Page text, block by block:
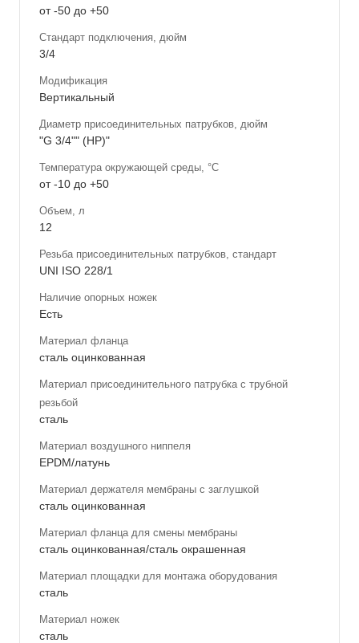
от -50 до +50
Стандарт подключения, дюйм
3/4
Модификация
Вертикальный
Диаметр присоединительных патрубков, дюйм
"G 3/4"" (НР)"
Температура окружающей среды, °С
от -10 до +50
Объем, л
12
Резьба присоединительных патрубков, стандарт
UNI ISO 228/1
Наличие опорных ножек
Есть
Материал фланца
сталь оцинкованная
Материал присоединительного патрубка с трубной
резьбой
сталь
Материал воздушного ниппеля
EPDM/латунь
Материал держателя мембраны с заглушкой
сталь оцинкованная
Материал фланца для смены мембраны
сталь оцинкованная/сталь окрашенная
Материал площадки для монтажа оборудования
сталь
Материал ножек
сталь